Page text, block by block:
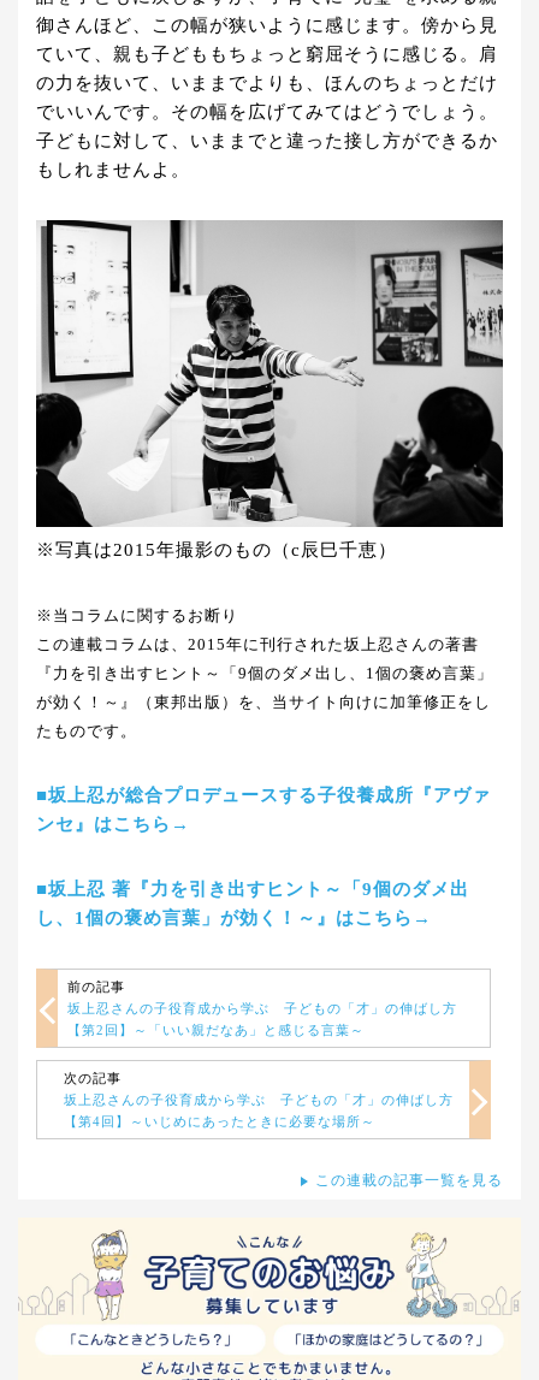
御さんほど、この幅が狭いように感じます。傍から見
ていて、親も子どももちょっと窮屈そうに感じる。肩
の力を抜いて、いままでよりも、ほんのちょっとだけ
でいいんです。その幅を広げてみてはどうでしょう。
子どもに対して、いままでと違った接し方ができるか
もしれませんよ。
※写真は2015年撮影のもの（c辰巳千恵）
※当コラムに関するお断り
この連載コラムは、2015年に刊行された坂上忍さんの著書
『力を引き出すヒント～「9個のダメ出し、1個の褒め言葉」
が効く！～』（東邦出版）を、当サイト向けに加筆修正をし
たものです。
■坂上忍が総合プロデュースする子役養成所『アヴァ
ンセ』はこちら→
■坂上忍 著『力を引き出すヒント～「9個のダメ出
し、1個の褒め言葉」が効く！～』はこちら→
前の記事
坂上忍さんの子役育成から学ぶ 子どもの「才」の伸ばし方
【第2回】～「いい親だなあ」と感じる言葉～
次の記事
坂上忍さんの子役育成から学ぶ 子どもの「才」の伸ばし方
【第4回】～いじめにあったときに必要な場所～
この連載の記事一覧を見る